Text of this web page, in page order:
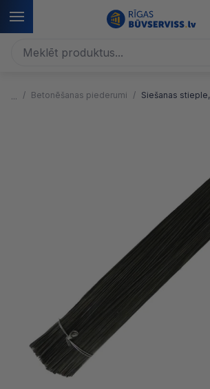
Betonēšanas piederumi Siešanas